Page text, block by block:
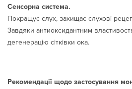
Сенсорна система.
Покращує слух, захищає слухові
Завдяки антиоксидантним
дегенерацію сітківки ока.
Рекомендації щодо застосування